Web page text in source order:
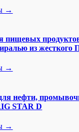
→
пищевых
из жесткого
→
нефти,
STAR D
→